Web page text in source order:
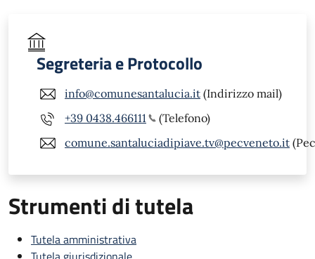
Segreteria e Protocollo
info@comunesantalucia.it (Indirizzo mail)
+39 0438.466111
(Telefono)
comune.santaluciadipiave.tv@pecveneto.it
Strumenti di tutela
Tutela amministrativa